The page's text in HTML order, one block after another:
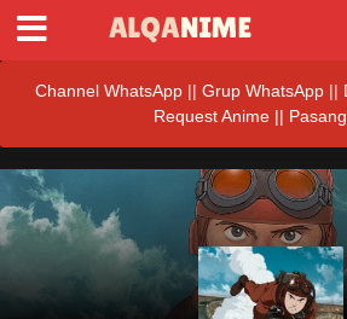
Channel WhatsApp || Grup WhatsApp ||
Request Anime ||